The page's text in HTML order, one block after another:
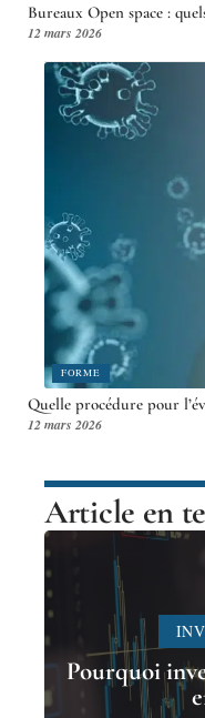
Bureaux Open space :
12 mars 2026
FORME
Quelle procédure pour
12 mars 2026
Article en
Pourquoi